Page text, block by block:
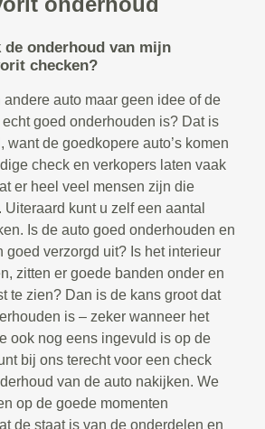
de onderhoud van mijn
checken?
auto maar geen idee of de
goed onderhouden is? Dat is
want de goedkopere auto’s komen
check en verkopers laten vaak
er heel veel mensen zijn die
kunt u zelf een aantal
Is de auto goed onderhouden en
goed verzorgd uit? Is het interieur
zitten er goede banden onder en
te zien? Dan is de kans groot dat
is – zeker wanneer het
ook nog eens ingevuld is op de
bij ons terecht voor een check
van de auto nakijken. We
op de goede momenten
de staat is van de onderdelen en